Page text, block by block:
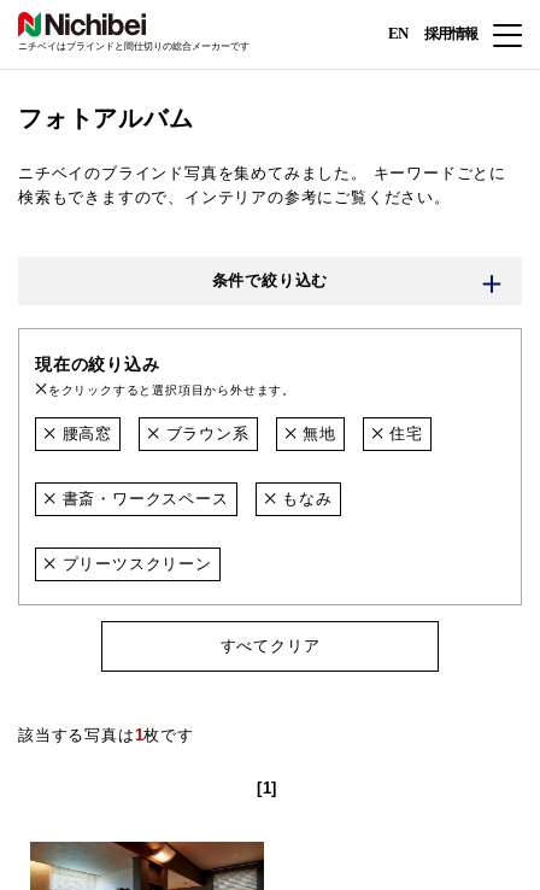
ニチベイはブラインドと間仕切りの総合メーカーです
EN 採用情報
フォトアルバム
ニチベイのブラインド写真を集めてみました。
キーワードごとに
検索もできますので、インテリアの参考にご覧ください。
条件で絞り込む
現在の絞り込み
をクリックすると選択項目から外せます。
腰高窓 ブラウン系 無地 住宅
書斎・ワークスペース もなみ
プリーツスクリーン
すべてクリア
該当する写真は1枚です
[1]